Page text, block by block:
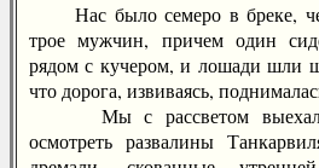
Нас было семеро в бреке,
трое мужчин, причем один
рядом с кучером, и лошади шли
что дорога, извиваясь,
Мы с рассветом
осмотреть развалины